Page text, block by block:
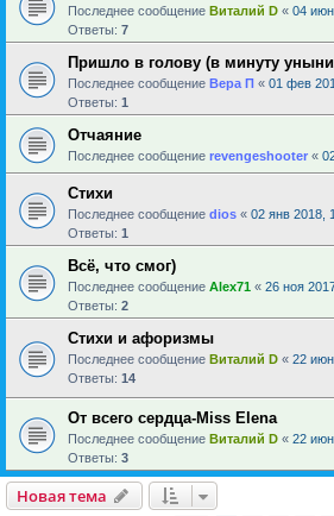
Последнее сообщение Виталий D « 04
Ответы: 7
Пришло в голову (в минуту
Последнее сообщение Вера П « 01 фев
Ответы: 1
Отчаяние
Последнее сообщение revengeshooter «
Стихи
Последнее сообщение dios « 02 янв 2018,
Ответы: 1
Всё, что смог)
Последнее сообщение Alex71 « 26 ноя
Ответы: 2
Стихи и афоризмы
Последнее сообщение Виталий D « 22
Ответы: 14
От всего сердца-Miss Elena
Последнее сообщение Виталий D « 22
Ответы: 3
Новая тема